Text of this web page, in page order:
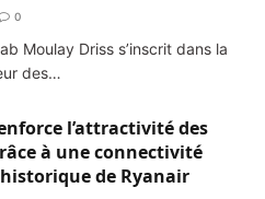
0
Moulay Driss s’inscrit dans la
des…
l’attractivité des
à une connectivité
de Ryanair